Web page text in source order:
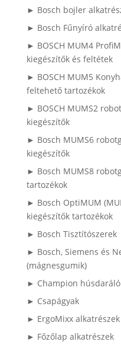
► Bosch bojler
► Bosch Fűnyíró
► BOSCH MUM4
kiegészítők és feltétek
► BOSCH MUM5
feltehető tartozékok
► BOSCH MUMS2
kiegészítők
► Bosch MUMS6
kiegészítők
► Bosch MUMS8
tartozékok
► Bosch OptiMUM
kiegészítők tartozékok
► Bosch Tisztítószerek
► Bosch, Siemens és
(mágnesgumik)
► Champion
► Csapágyak
► ErgoMixx alkatrészek
► Főzőlap alkatrészek